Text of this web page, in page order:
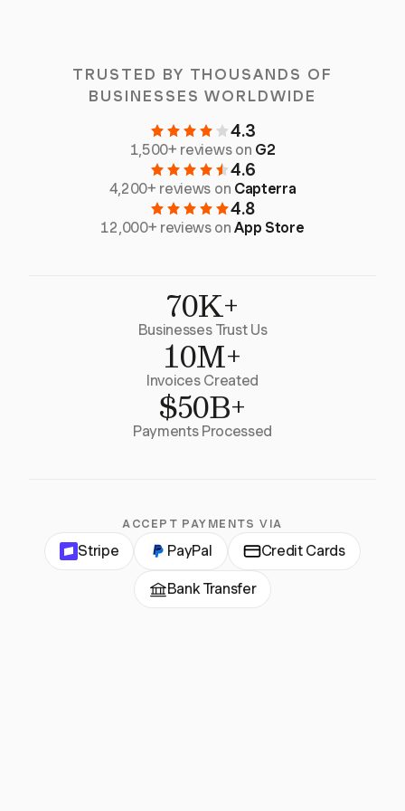
TRUSTED BY THOUSANDS OF
BUSINESSES WORLDWIDE
4.3
1,500+ reviews on G2
4.6
4,200+ reviews on Capterra
4.8
12,000+ reviews onApp Store
70K+
Businesses Trust Us
10M+
Invoices Created
$50B+
Payments Processed
ACCEPT PAYMENTS VIA
Stripe PayPal Credit Cards
Bank Transfer